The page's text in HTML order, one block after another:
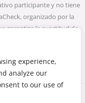
experience,
analyze our
to our use of
participante y no tiene
organizado por la
garantiza la exactitud de
web. Ni la Fundación
será considerada
que contiene.
un bulo